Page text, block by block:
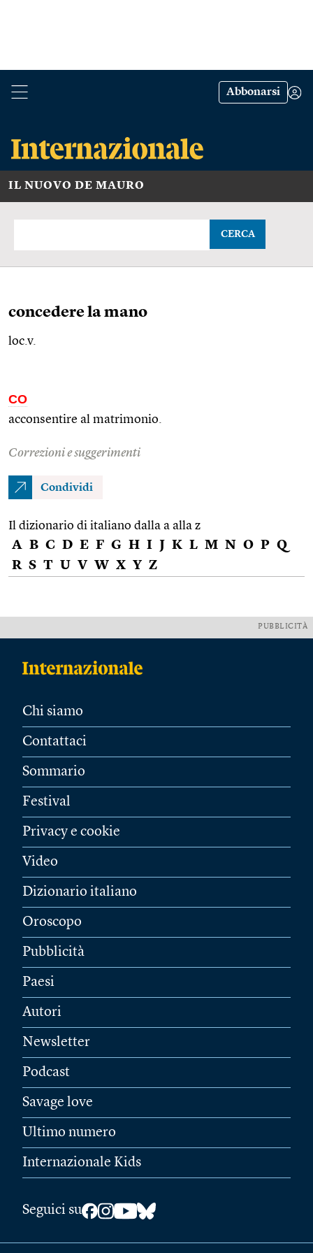
Abbonarsi
IL NUOVO DE MAURO
CERCA
concedere la mano
loc.v.
CO
acconsentire al matrimonio.
Correzioni e suggerimenti
Condividi
Il dizionario di italiano dalla a alla z
A B C D E F G H I J K L M N O P Q
R S T U V W X Y Z
PUBBLICITÀ
Chi siamo
Contattaci
Sommario
Festival
Privacy e cookie
Video
Dizionario italiano
Oroscopo
Pubblicità
Paesi
Autori
Newsletter
Podcast
Savage love
Ultimo numero
Internazionale Kids
Seguici su